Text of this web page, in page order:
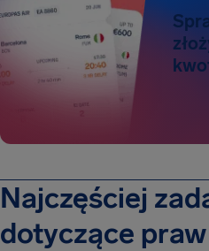
Najczęściej
dotyczące